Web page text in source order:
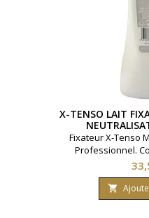
X-TENSO LAIT
Fixateur X-Tenso
Professionnel.
Prix
